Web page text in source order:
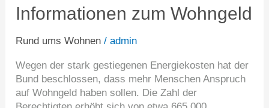
Informationen zum Wohngeld
Rund ums Wohnen /admin
Wegen der stark gestiegenen Energiekosten hat der
Bund beschlossen, dass mehr Menschen Anspruch
auf Wohngeld haben sollen. Die Zahl der
Wohngeld